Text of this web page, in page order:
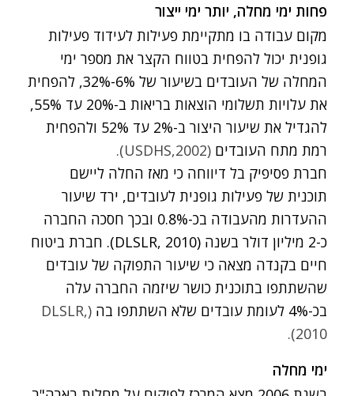
פחות ימי מחלה, יותר ימי ייצור
מקום עבודה בו מתקיימת פעילות לעידוד פעילות
גופנית יכול להפחית בטווח הקצר את מספר ימי
המחלה של העובדים בשיעור של 6%-32%, להפחית
את עלויות תשלומי הוצאות בריאות ב-20% עד 55%,
להגדיל את שיעור היצור ב-2% עד 52% ולהפחית
רמת מתח העובדים USDHS,2002)
).
חברת פסיפיק בל דיווחה כי מאז החלה ליישם
תוכנית של פעילות גופנית לעובדים, ירד שיעור
ההעדרות מהעבודה בכ-0.8% ובכך חסכה החברה
כ-2 מיליון דולר בשנה (DLSLR, 2010). חברת ביטוח
חיים בקנדה מצאה כי שיעור התפוקה של עובדים
שהשתתפו בתוכנית כושר שיזמה החברה עלה
בכ-4% לעומת עובדים שלא השתתפו בה
(DLSLR,
2010).
ימי מחלה